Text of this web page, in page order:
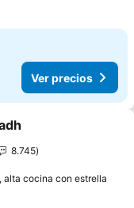
Ver precios
favoritos
8.745
alta cocina con estrella